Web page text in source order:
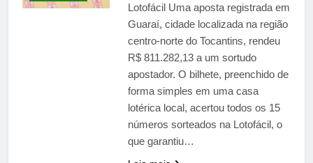
Lotofácil Uma aposta registrada em
Guaraí, cidade localizada na região
centro-norte do Tocantins, rendeu
R$ 811.282,13 a um sortudo
apostador. O bilhete, preenchido de
forma simples em uma casa
lotérica local, acertou todos os 15
números sorteados na Lotofácil, o
que garantiu…